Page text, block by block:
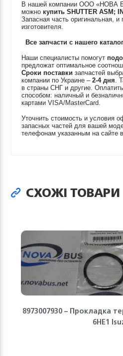
В нашей компании ООО «НОВА
можно купитьSHUTTER ASM;
Запасная часть оригинальная, и
изготовителя.
Все запчасти с нашего
Наши специалисты помогут
предложат оптимальное
Сроки поставки запчастей
компании по Украине –2-4 дня.
в страны СНГ и другие.
способом: наличный и
картами VISA/MasterCard.
Уточнить стоимость и условия
запасных частей для вашей
телефонам указанным на сайте
СХОЖІ ТОВАРИ
8973007930 – Прокладка
6HE1